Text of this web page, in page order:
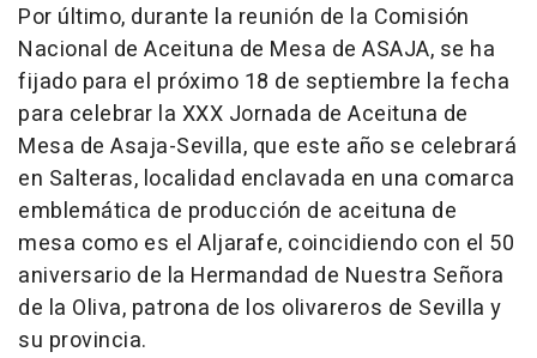
Por último, durante la reunión de la Comisión
Nacional de Aceituna de Mesa de ASAJA, se ha
fijado para el próximo 18 de septiembre la fecha
para celebrar la XXX Jornada de Aceituna de
Mesa de Asaja-Sevilla, que este año se celebrará
en Salteras, localidad enclavada en una comarca
emblemática de producción de aceituna de
mesa como es el Aljarafe, coincidiendo con el 50
aniversario de la Hermandad de Nuestra Señora
de la Oliva, patrona de los olivareros de Sevilla y
su provincia.